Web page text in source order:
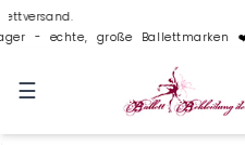
Ballettmarken ❤️ für Profis
☰